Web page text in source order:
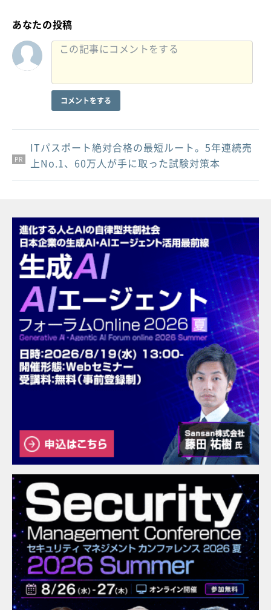
あなたの投稿
コメントをする
PR
PR
PR
ITパスポート絶対合格の最短ルート。5年連続売
上No.1、60万人が手に取った試験対策本